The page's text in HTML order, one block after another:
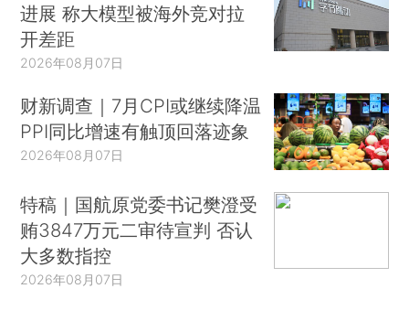
进展 称大模型被海外竞对拉
开差距
2026年08月07日
财新调查｜7月CPI或继续降温
PPI同比增速有触顶回落迹象
2026年08月07日
特稿｜国航原党委书记樊澄受
贿3847万元二审待宣判 否认
大多数指控
2026年08月07日